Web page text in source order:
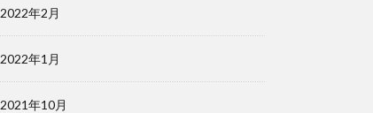
2022年2月
2022年1月
2021年10月